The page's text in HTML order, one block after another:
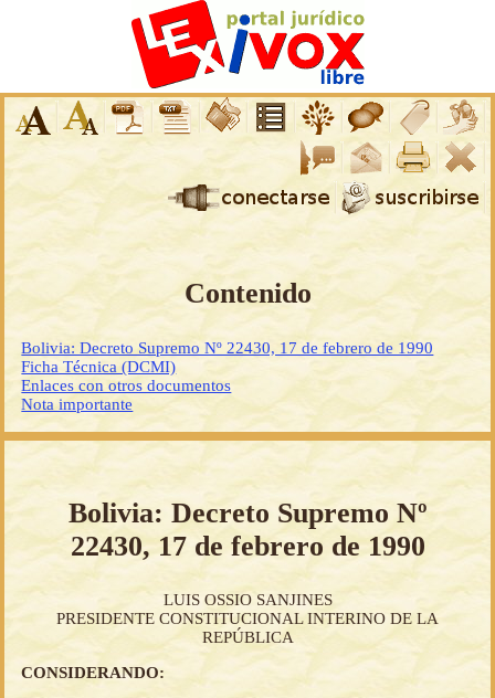
Contenido
Bolivia: Decreto Supremo Nº 22430, 17 de febrero de 1990
Ficha Técnica (DCMI)
Enlaces con otros documentos
Nota importante
Bolivia: Decreto Supremo Nº
22430, 17 de febrero de 1990
LUIS OSSIO SANJINES
PRESIDENTE CONSTITUCIONAL INTERINO DE LA
REPÚBLICA
CONSIDERANDO: